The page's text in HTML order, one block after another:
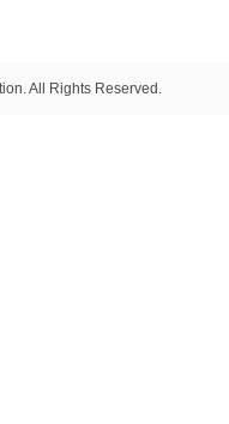
All Rights Reserved.